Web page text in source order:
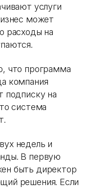
услуги
может
расходы на
что программа
компания
подписку на
система
недель и
В первую
быть директор
решения. Если